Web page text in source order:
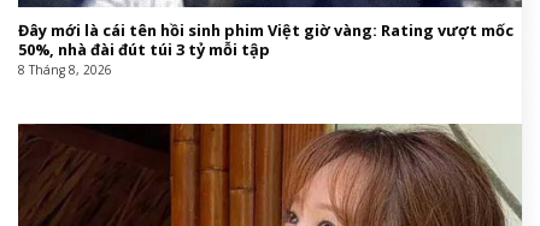
Đây mới là cái tên hồi sinh phim Việt giờ vàng: Rating vượt mốc
50%, nhà đài đút túi 3 tỷ mỗi tập
8 Tháng 8, 2026